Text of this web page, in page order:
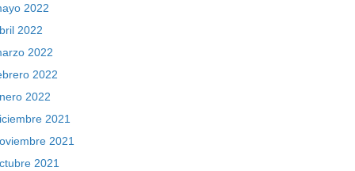
2022
2022
2022
2022
2022
2021
2021
2021